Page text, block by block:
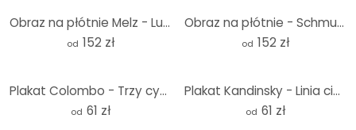
Obraz na płótnie Melz - Ludzie - kwadrat
od 152 zł
Obraz na płótnie - Schmucker - Tancerka z mewą
od 152 zł
Plakat Colombo - Trzy cyprysy na drodze
od 61 zł
Plakat Kandinsky - Linia ciągła
od 61 zł